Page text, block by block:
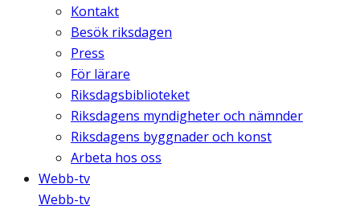
Kontakt
Besök riksdagen
Press
För lärare
Riksdagsbiblioteket
Riksdagens myndigheter och nämnder
Riksdagens byggnader och konst
Arbeta hos oss
Webb-tv
Webb-tv